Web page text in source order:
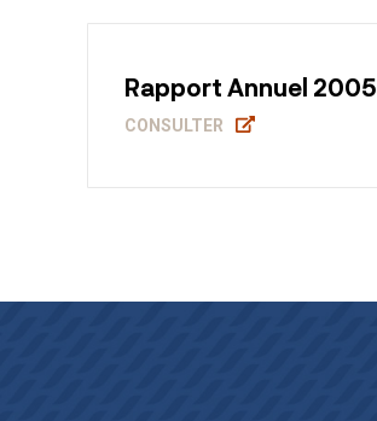
Rapport Annuel 2005
CONSULTER